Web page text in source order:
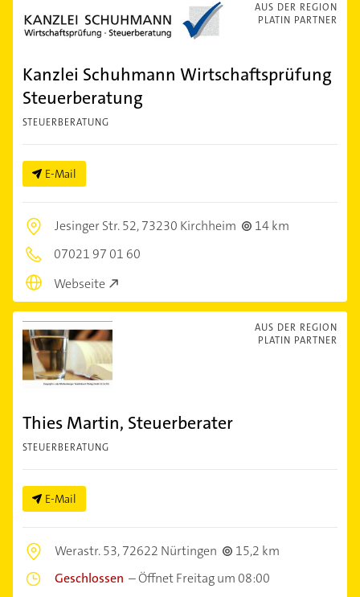
AUS DER REGION
PLATIN PARTNER
Kanzlei Schuhmann Wirtschaftsprüfung
Steuerberatung
STEUERBERATUNG
E-Mail
Jesinger Str. 52,73230 Kirchheim
14 km
07021 97 01 60
Webseite
AUS DER REGION
PLATIN PARTNER
Thies Martin, Steuerberater
STEUERBERATUNG
E-Mail
Werastr. 53,72622 Nürtingen
15,2 km
Geschlossen –Öffnet Freitag um 08:00